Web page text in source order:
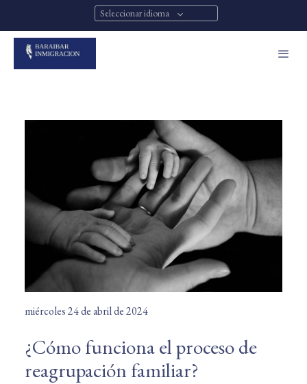
Seleccionar idioma
miércoles 24 de abril de 2024
¿Cómo funciona el proceso de
reagrupación familiar?